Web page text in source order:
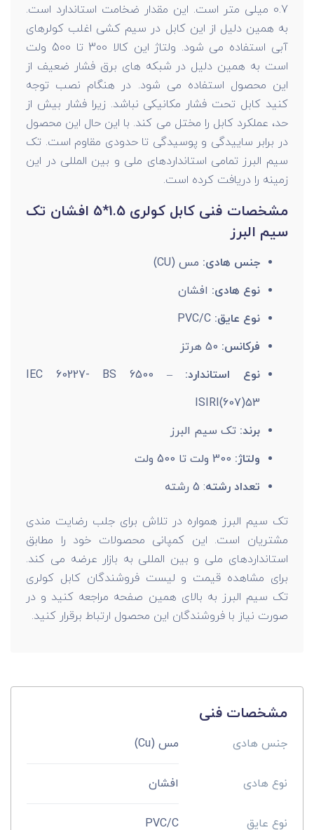
0.7 میلی متر است. این مقدار ضخامت استاندارد است.
به همین دلیل از این کابل در سیم کشی اغلب کولرهای
آبی استفاده می شود. ولتاژ این کالا 300 تا 500 ولت
است به همین دلیل در شبکه های برق فشار ضعیف از
این محصول استفاده می شود. در هنگام نصب توجه
کنید کابل تحت فشار مکانیکی نباشد. زیرا فشار بیش از
حد، عملکرد کابل را مختل می کند. با این حال این محصول
در برابر ساییدگی و پوسیدگی تا حدودی مقاوم است. تک
سیم البرز تمامی استانداردهای ملی و بین المللی در این
زمینه را دریافت کرده است.
مشخصات فنی کابل کولری 1.5*5 افشان تک
سیم البرز
جنس هادی: مس (CU)
نوع هادی: افشان
نوع عایق: PVC/C
فرکانس:
نوع استاندارد:IEC 60227- BS 6500 –
ISIRI(607)53
برند: تک سیم البرز
ولتاژ:
تعداد رشته: 5 رشته
تک سیم البرز همواره در تلاش برای جلب رضایت مندی
مشتریان است. این کمپانی محصولات خود را مطابق
استانداردهای ملی و بین المللی به بازار عرضه می کند.
برای مشاهده قیمت و لیست فروشندگان کابل کولری
تک سیم البرز به بالای همین صفحه مراجعه کنید و در
صورت نیاز با فروشندگان این محصول ارتباط برقرار کنید.
مشخصات فنی
جنس هادی مس (Cu)
نوع هادی افشان
نوع عایق PVC/C